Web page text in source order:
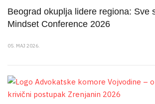
Beograd okuplja lidere regiona: Sve
Mindset Conference 2026
05. MAJ 2026.